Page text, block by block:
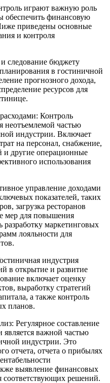
играют важную роль
обеспечить финансовую
приведены основные
и контроля
следование бюджету
в гостиничной
прогнозного дохода,
ресурсов для
Контроль
неотъемлемой частью
индустрии. Включает
на персонал, снабжение,
и другие операционные
использования
управление доходами
показателей, таких
загрузка ресторанов
мер для повышения
маркетинговых
лояльности для
индустрия
в открытие и развитие
включает оценку
выработку стратегий
а также контроль
планов.
Регулярное составление
является важной частью
индустрии. Это
отчета, отчета о прибылях
выявление финансовых
соответствующих решений.